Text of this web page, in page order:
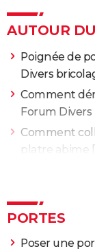
AUTOUR
Poignée de
Divers
Comment
Forum
Comment
platre abime
Poser du
[résolu] >
PORTES
Poser une